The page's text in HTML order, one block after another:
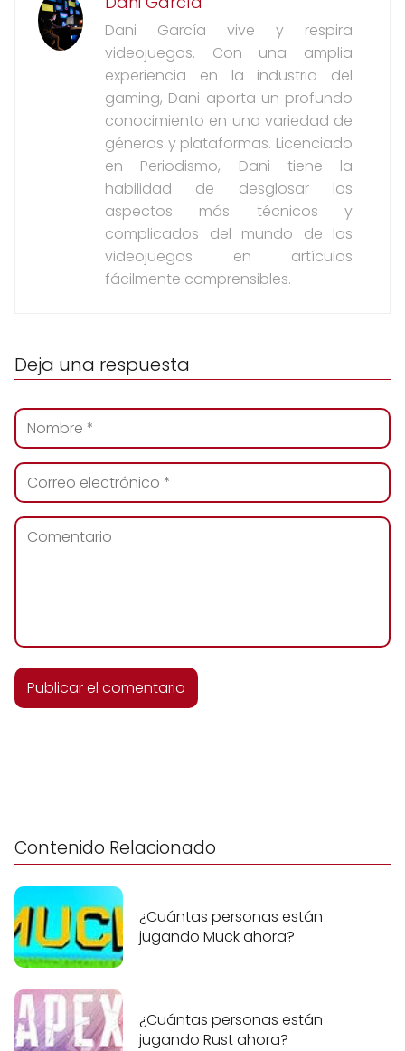
Dani García vive y respira
videojuegos. Con una amplia
experiencia en la industria del
gaming, Dani aporta un profundo
conocimiento en una variedad de
géneros y plataformas. Licenciado
en Periodismo, Dani tiene la
habilidad de desglosar los
aspectos más técnicos y
complicados del mundo de los
videojuegos en artículos
fácilmente comprensibles.
Deja una respuesta
Contenido Relacionado
¿Cuántas personas están
jugando Muck ahora?
¿Cuántas personas están
jugando Rust ahora?